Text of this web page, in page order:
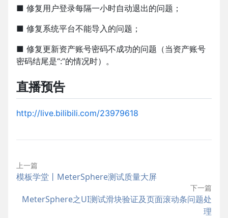
■ 修复⽤户登录每隔⼀⼩时⾃动退出的问题；
■ 修复系统平台不能导⼊的问题；
■ 修复更新资产账号密码不成功的问题（当资产账号
密码结尾是“:”的情况时）。
直播预告
http://live.bilibili.com/23979618
上一篇
模板学堂丨MeterSphere测试质量大屏
下一篇
MeterSphere之UI测试滑块验证及页面滚动条问题处
理